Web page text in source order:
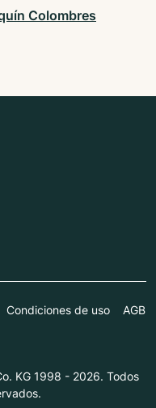
Colombres
Condiciones de uso
AGB
KG 1998 - 2026. Todos